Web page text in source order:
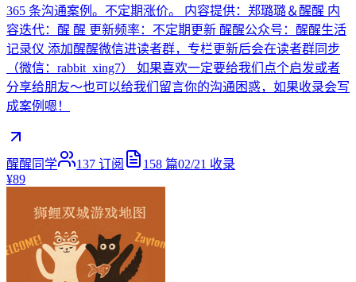
365 条沟通案例。不定期涨价。 内容提供：郑璐璐＆醒醒 内
容迭代：醒 醒 更新频率：不定期更新 醒醒公众号：醒醒生活
记录仪 添加醒醒微信进读者群，专栏更新后会在读者群同步
（微信：rabbit_xing7） 如果喜欢一定要给我们点个启发或者
分享给朋友～也可以给我们留言你的沟通困惑，如果收录会写
成案例嗯！
醒醒同学 137 订阅 158 篇02/21 收录
¥89